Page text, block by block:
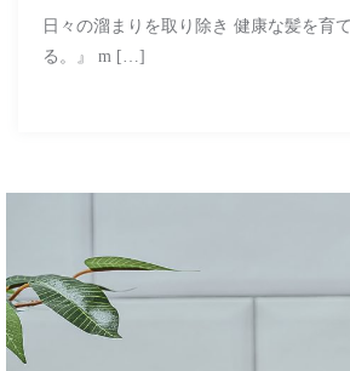
日々の溜まりを取り除き 健康な髪を育
る。』 m […]